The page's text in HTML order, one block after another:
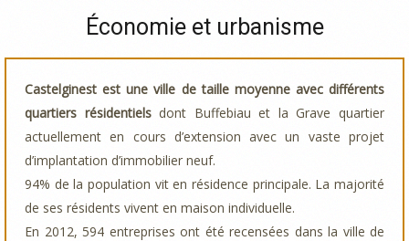
Économie et urbanisme
Castelginest est une ville de taille moyenne avec différents
quartiers résidentielsdont Buffebiau et la Grave quartier
actuellement en cours d’extension avec un vaste projet
d’implantation d’immobilier neuf.
94% de la population vit en résidence principale. La majorité
de ses résidents vivent en maison individuelle.
En 2012, 594 entreprises ont été recensées dans la ville de